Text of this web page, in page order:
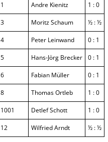
1 Andre Kienitz 1 : 0
3 Moritz Schaum ½ : ½
4 Peter Leinwand 0 : 1
5 Hans-Jörg Brecker 0 : 1
6 Fabian Müller 0 : 1
8 Thomas Ortleb 1 : 0
1001 Detlef Schott 1 : 0
12 Wilfried Arndt ½ : ½